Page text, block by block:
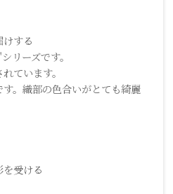
する
リーズです。
ています。
。織部の色合いがとても綺麗
受ける